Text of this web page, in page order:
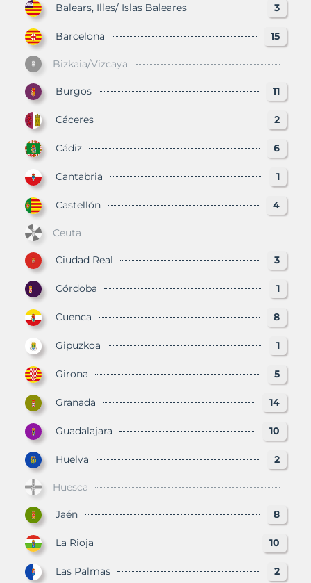
Balears, Illes/ Islas Baleares 3
Barcelona 15
Bizkaia/Vizcaya
Burgos 11
Cáceres 2
Cádiz 6
Cantabria 1
Castellón 4
Ceuta
Ciudad Real 3
Córdoba 1
Cuenca 8
Gipuzkoa 1
Girona 5
Granada 14
Guadalajara 10
Huelva 2
Huesca
Jaén 8
La Rioja 10
Las Palmas 2